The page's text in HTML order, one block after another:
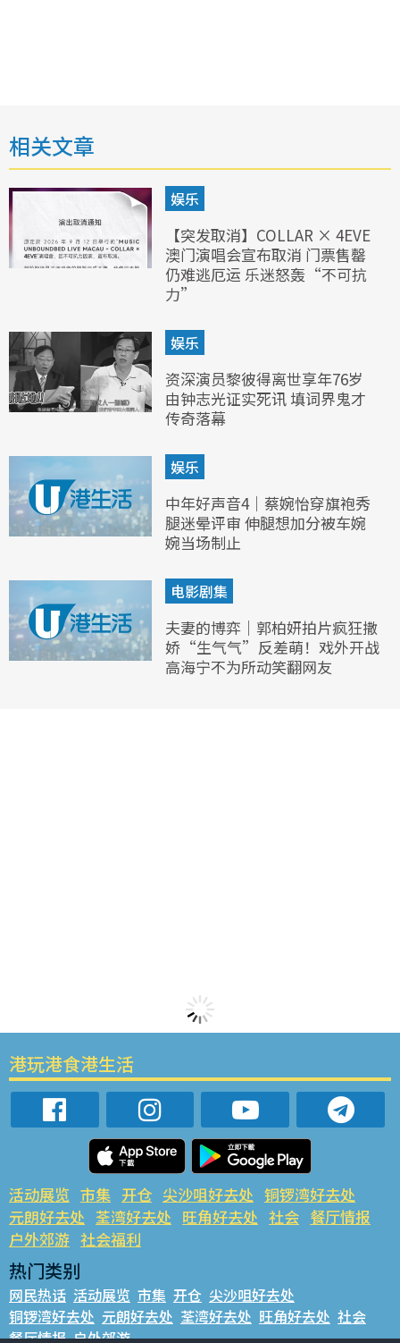
相关文章
娱乐
【突发取消】COLLAR × 4EVE
澳门演唱会宣布取消 门票售罄
仍难逃厄运 乐迷怒轰“不可抗
力”
娱乐
资深演员黎彼得离世享年76岁
由钟志光证实死讯 填词界鬼才
传奇落幕
娱乐
中年好声音4｜蔡婉怡穿旗袍秀
腿迷晕评审 伸腿想加分被车婉
婉当场制止
电影剧集
夫妻的博弈｜郭柏妍拍片疯狂撒
娇“生气气”反差萌！戏外开战
高海宁不为所动笑翻网友
港玩港食港生活
活动展览 市集 开仓 尖沙咀好去处 铜锣湾好去处
元朗好去处 荃湾好去处 旺角好去处 社会 餐厅情报
户外郊游 社会福利
热门类别
网民热话 活动展览 市集 开仓 尖沙咀好去处
铜锣湾好去处 元朗好去处 荃湾好去处 旺角好去处 社会
餐厅情报 户外郊游